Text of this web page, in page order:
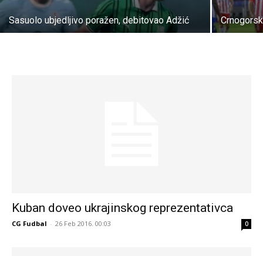
Sasuolo ubjedljivo poražen, debitovao Adžić
Kuban doveo ukrajinskog reprezentativca
CG Fudbal - 26 Feb 2016. 00:03 0